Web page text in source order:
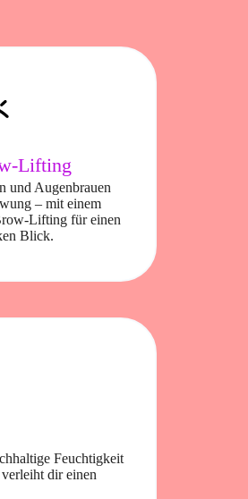
Lifting
und Augenbrauen
– mit einem
Lifting für einen
Blick.
Feuchtigkeit
dir einen